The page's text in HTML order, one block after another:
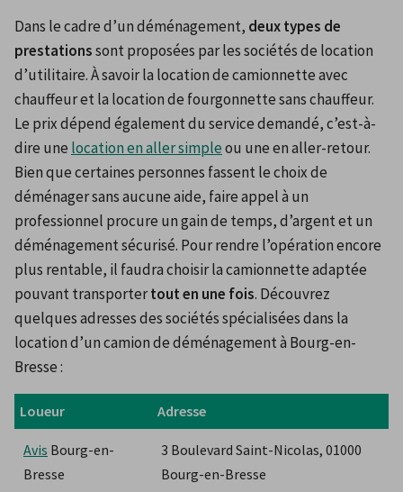
Dans le cadre d’un déménagement, deux types de
prestations sont proposées par les sociétés de location
d’utilitaire. À savoir la location de camionnette avec
chauffeur et la location de fourgonnette sans chauffeur.
Le prix dépend également du service demandé, c’est-à-
dire une location en aller simple ou une en aller-retour.
Bien que certaines personnes fassent le choix de
déménager sans aucune aide, faire appel à un
professionnel procure un gain de temps, d’argent et un
déménagement sécurisé. Pour rendre l’opération encore
plus rentable, il faudra choisir la camionnette adaptée
pouvant transporter tout en une fois. Découvrez
quelques adresses des sociétés spécialisées dans la
location d’un camion de déménagement à Bourg-en-
Bresse :
Loueur Adresse
Avis Bourg-en-
Bresse
3 Boulevard Saint-Nicolas, 01000
Bourg-en-Bresse